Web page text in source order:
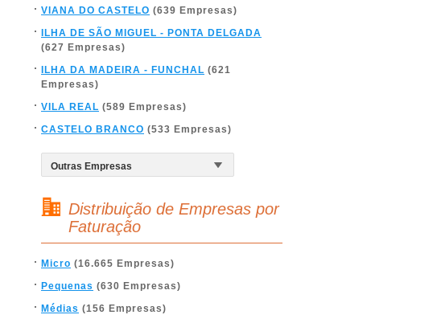
VIANA DO CASTELO (639 Empresas)
ILHA DE SÃO MIGUEL - PONTA DELGADA
(627 Empresas)
ILHA DA MADEIRA - FUNCHAL (621
Empresas)
VILA REAL (589 Empresas)
CASTELO BRANCO (533 Empresas)
Distribuição de Empresas por
Faturação
Micro (16.665 Empresas)
Pequenas (630 Empresas)
Médias (156 Empresas)